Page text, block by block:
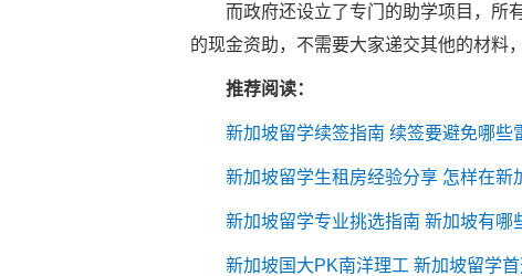
而政府还设立了专门的助学项目，所
的现金资助，不需要大家递交其他的材料
推荐阅读：
新加坡留学续签指南 续签要避免哪些
新加坡留学生租房经验分享 怎样在新
新加坡留学专业挑选指南 新加坡有哪
新加坡国大PK南洋理工 新加坡留学